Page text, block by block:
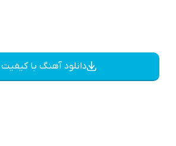
دانلود آهنگ با کیفیت